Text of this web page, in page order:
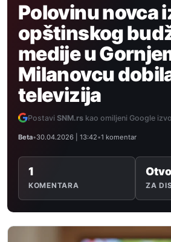
Polovinu novca
opštinskog
medije u
Milanovcu
televizija
Postavi SNM.rs kao omiljeni Google
Beta•30.04.2026 | 13:42•1 komentar
1
KOMENTARA ZA